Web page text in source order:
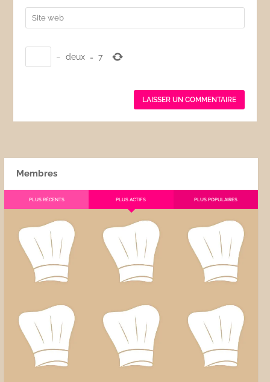
− deux = 7
Membres
PLUS RÉCENTS PLUS ACTIFS PLUS POPULAIRES